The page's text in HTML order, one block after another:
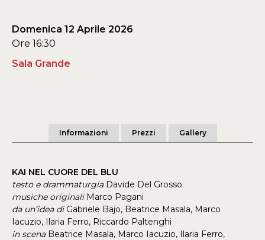
Domenica 12 Aprile 2026
Ore 16:30
Sala Grande
Informazioni Prezzi Gallery
KAI NEL CUORE DEL BLU
testo e drammaturgiaDavide Del Grosso
musiche originaliMarco Pagani
da un’idea diGabriele Bajo, Beatrice Masala, Marco
Iacuzio, Ilaria Ferro, Riccardo Paltenghi
in scenaBeatrice Masala, Marco Iacuzio, Ilaria Ferro,